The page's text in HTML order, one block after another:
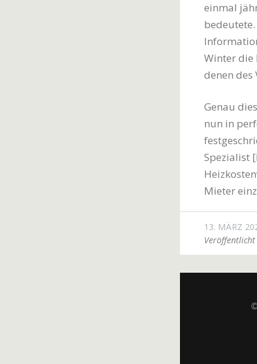
einmal
Winter die
denen des
Genau
nun in
Spezialist
Mieter
13. MÄRZ